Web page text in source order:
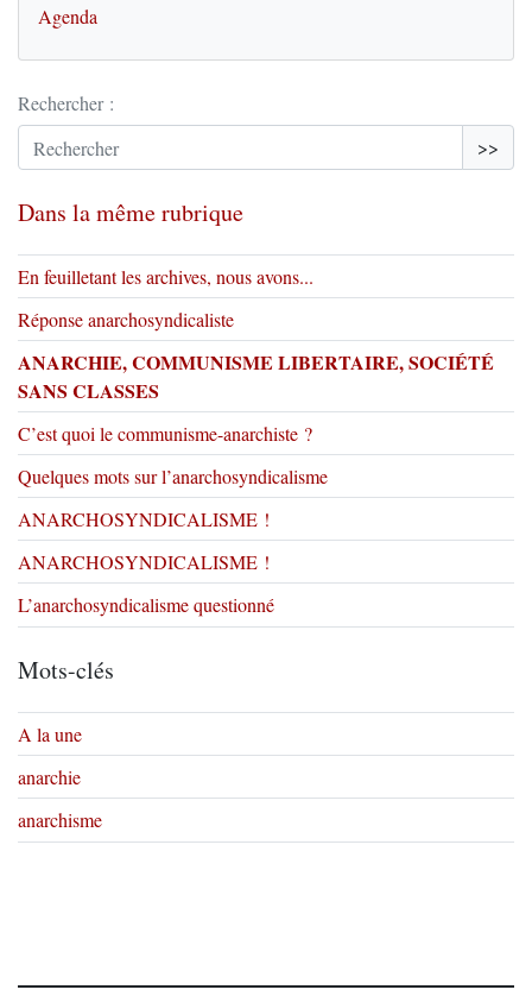
Agenda
Rechercher :
>>
Dans la même rubrique
En feuilletant les archives, nous avons...
Réponse anarchosyndicaliste
ANARCHIE, COMMUNISME LIBERTAIRE, SOCIÉTÉ
SANS CLASSES
C’est quoi le communisme-anarchiste ?
Quelques mots sur l’anarchosyndicalisme
ANARCHOSYNDICALISME !
ANARCHOSYNDICALISME !
L’anarchosyndicalisme questionné
Mots-clés
A la une
anarchie
anarchisme